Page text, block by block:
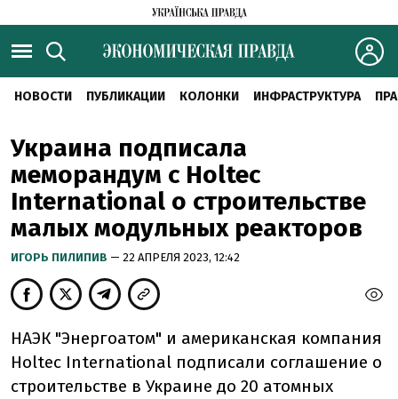
НОВОСТИ ПУБЛИКАЦИИ КОЛОНКИ ИНФРАСТРУКТУРА
Украина подписала
меморандум с Holtec
International о строительстве
малых модульных реакторов
ИГОРЬ ПИЛИПИВ — 22 АПРЕЛЯ 2023, 12:42
НАЭК "Энергоатом" и американская компания
Holtec International подписали соглашение о
строительстве в Украине до 20 атомных